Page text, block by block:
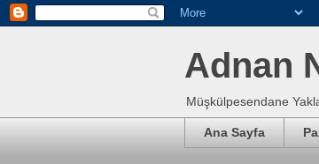
Adnan
Müşkülpesendane
Ana Sayfa